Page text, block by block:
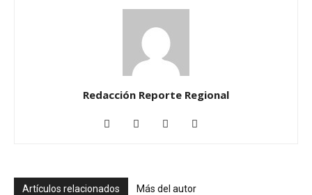
Redacción Reporte Regional
Artículos relacionados Más del autor